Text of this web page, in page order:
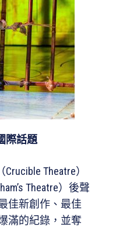
際話題
Theatre）
Theatre）後聲
佳新創作、最佳
滿的紀錄，並奪